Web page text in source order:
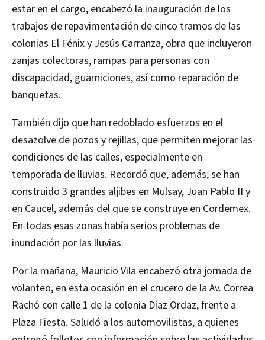
estar en el cargo, encabezó la inauguración de los
trabajos de repavimentación de cinco tramos de las
colonias El Fénix y Jesús Carranza, obra que incluyeron
zanjas colectoras, rampas para personas con
discapacidad, guarniciones, así como reparación de
banquetas.
También dijo que han redoblado esfuerzos en el
desazolve de pozos y rejillas, que permiten mejorar las
condiciones de las calles, especialmente en
temporada de lluvias. Recordó que, además, se han
construido 3 grandes aljibes en Mulsay, Juan Pablo II y
en Caucel, además del que se construye en Cordemex.
En todas esas zonas había serios problemas de
inundación por las lluvias.
Por la mañana, Mauricio Vila encabezó otra jornada de
volanteo, en esta ocasión en el crucero de la Av. Correa
Rachó con calle 1 de la colonia Díaz Ordaz, frente a
Plaza Fiesta. Saludó a los automovilistas, a quienes